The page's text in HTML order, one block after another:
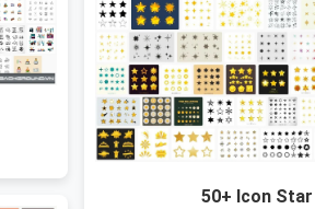
50+ Icon Star